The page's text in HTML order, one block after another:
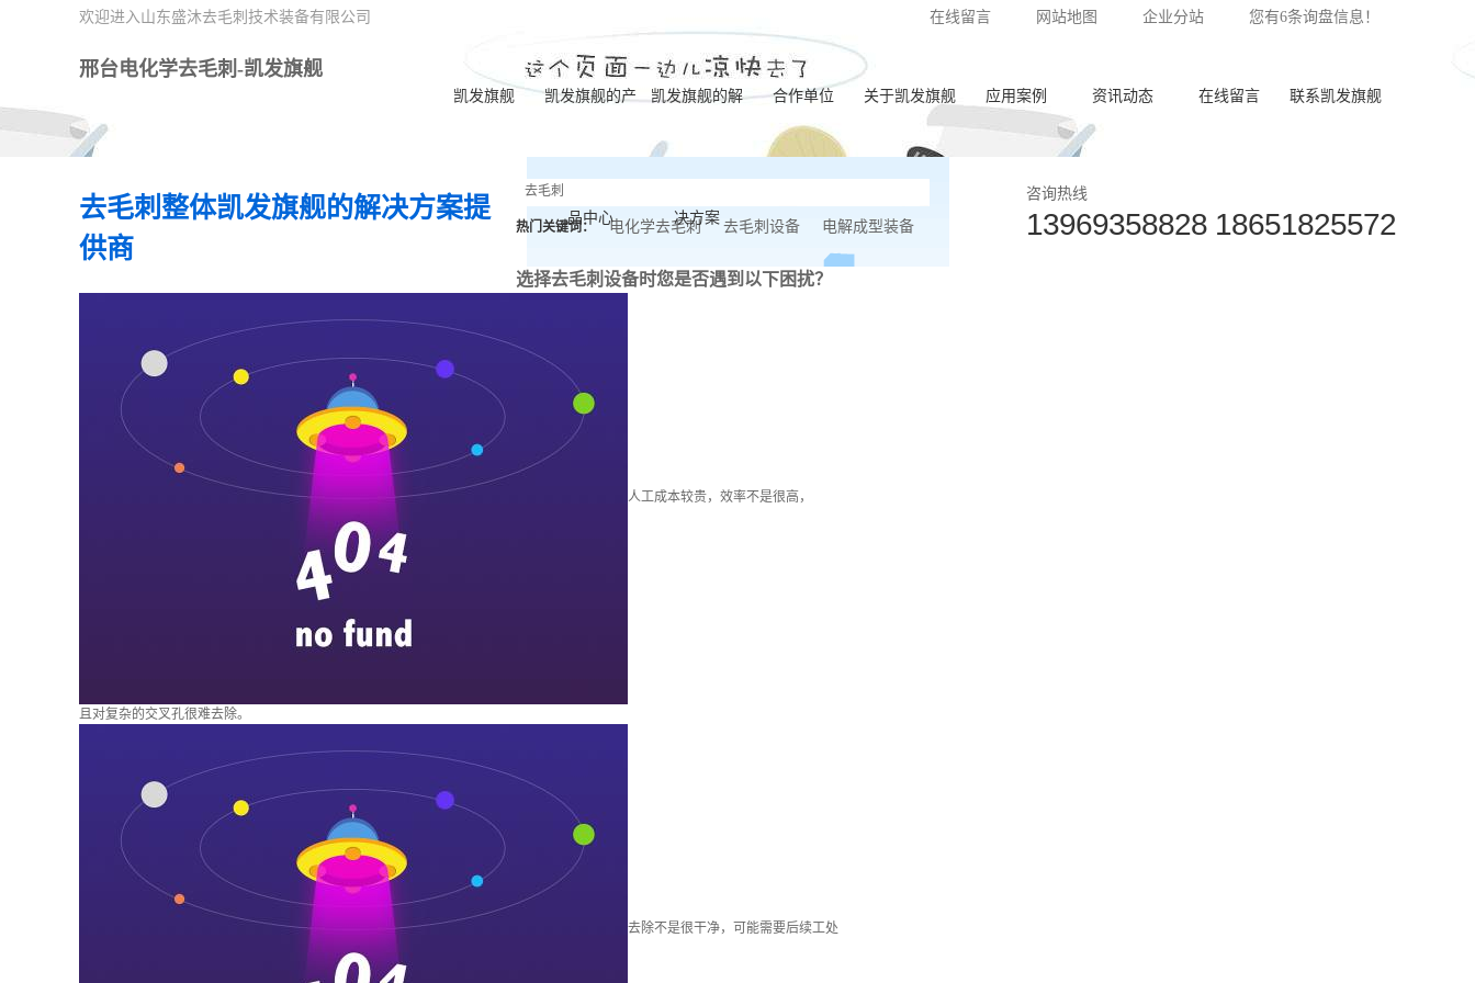
在线留言 网站地图 企业分站 您有6条询盘信息！
欢迎进入山东盛沐去毛刺技术装备有限公司
邢台电化学去毛刺-凯发旗舰
凯发旗舰 凯发旗舰的产
品中心
凯发旗舰的解
决方案
合作单位 关于凯发旗舰
凯发旗舰的简介
营业执照
应用案例
齿轮加工
资讯动态
行业动态
在线留言 联系凯发旗舰
去毛刺整体凯发旗舰的解决方案提
供商
热门关键词： 电化学去毛刺 去毛刺设备 电解成型装备
咨询热线
13969358828 18651825572
选择去毛刺设备时您是否遇到以下困扰？
人工成本较贵，效率不是很高，
且对复杂的交叉孔很难去除。
去除不是很干净，可能需要后续工处